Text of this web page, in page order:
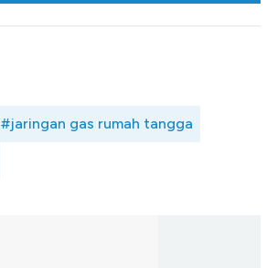
#jaringan gas rumah tangga